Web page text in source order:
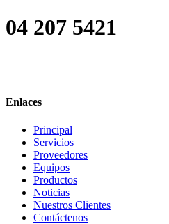
04 207 5421
Enlaces
Principal
Servicios
Proveedores
Equipos
Productos
Noticias
Nuestros Clientes
Contáctenos